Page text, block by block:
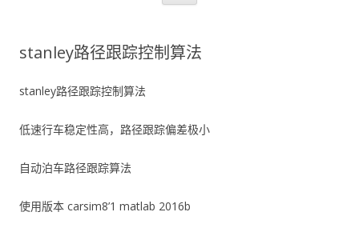
stanley路径跟踪控制算法
stanley路径跟踪控制算法
低速行车稳定性高，路径跟踪偏差极小
自动泊车路径跟踪算法
使用版本 carsim8’1 matlab 2016b